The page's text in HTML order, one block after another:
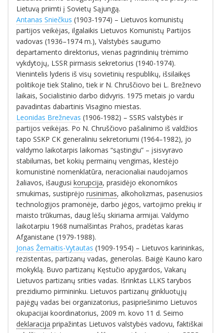
Lietuvą priimti į Sovietų Sąjungą.
Antanas Sniečkus (1903-1974) – Lietuvos komunistų
partijos veikėjas, ilgalaikis Lietuvos Komunistų Partijos
vadovas (1936–1974 m.), Valstybės saugumo
departamento direktorius, vienas pagrindinių trėmimo
vykdytojų, LSSR pirmasis sekretorius (1940-1974).
Vienintelis lyderis iš visų sovietinių respublikų, išsilaikęs
politikoje tiek Stalino, tiek ir N. Chruščiovo bei L. Brežnevo
laikais, Socialistinio darbo didvyris. 1975 metais jo vardu
pavadintas dabartinis Visagino miestas.
Leonidas Brežnevas (1906-1982) – SSRS valstybės ir
partijos veikėjas. Po N. Chruščiovo pašalinimo iš valdžios
tapo SSKP CK generaliniu sekretoriumi (1964–1982), jo
valdymo laikotarpis laikomas “sąstingiu” – įsisvyravo
stabilumas, bet kokių permainų vengimas, klestėjo
komunistinė nomenklatūra, neracionaliai naudojamos
žaliavos, išaugusi korupcija, prasidėjo ekonomikos
smukimas, sustiprėjo rusinimas, alkoholizmas, pasenusios
technologijos pramonėje, darbo jėgos, vartojimo prekių ir
maisto trūkumas, daug lėšų skiriama armijai. Valdymo
laikotarpiu 1968 numalšintas Prahos, pradėtas karas
Afganistane (1979-1988).
Jonas Žemaitis-Vytautas (1909-1954) – Lietuvos karininkas,
rezistentas, partizanų vadas, generolas. Baigė Kauno karo
mokyklą. Buvo partizanų Kęstučio apygardos, Vakarų
Lietuvos partizanų srities vadas. Išrinktas LLKS tarybos
prezidiumo pirmininku. Lietuvos partizanų ginkluotųjų
pajėgų vadas bei organizatorius, pasipriešinimo Lietuvos
okupacijai koordinatorius, 2009 m. kovo 11 d. Seimo
deklaracija pripažintas Lietuvos valstybės vadovu, faktiškai